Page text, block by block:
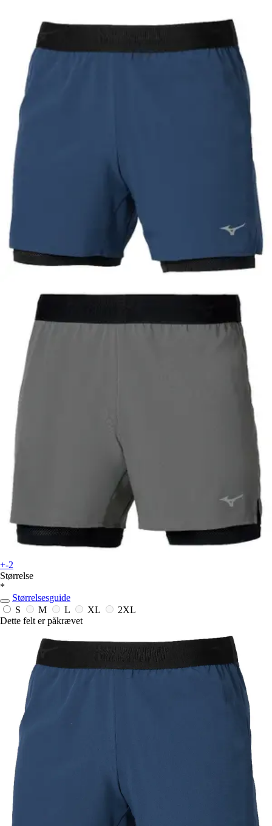
+-2
Størrelse
*
Størrelsesguide
S
M L XL
2XL
Dette felt er påkrævet